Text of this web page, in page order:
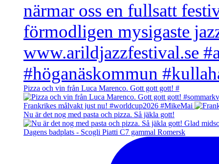
Pizza och vin från Luca Marenco. Gott gott gott! #
Frankrikes målvakt just nu! #worldcup2026 #MikeMai
Nu är det nog med pasta och pizza. Så jäkla gott!
Dagens badplats - Scogli Piatti C7 gammal Romersk